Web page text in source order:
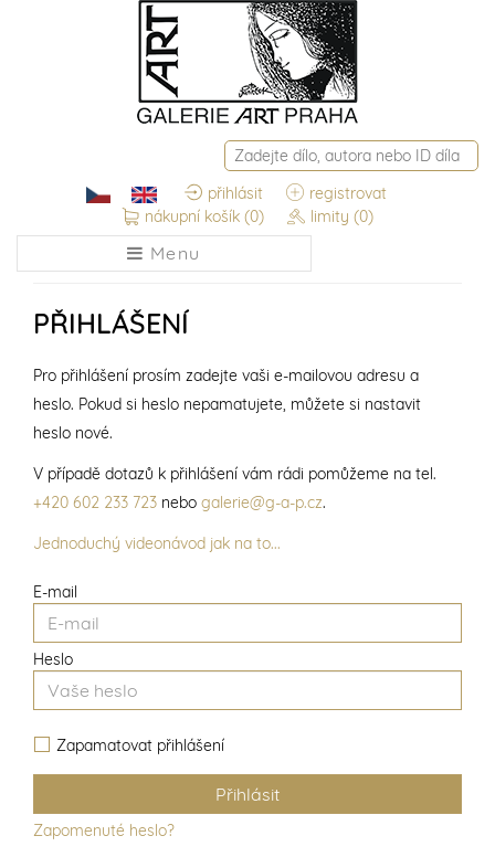
přihlásit
registrovat
nákupní košík (0) limity (0)
Menu
PŘIHLÁŠENÍ
E-mail
Heslo
Zapamatovat přihlášení
Zapomenuté heslo?
Pro přihlášení prosím zadejte vaši e-mailovou adresu a
heslo. Pokud si heslo nepamatujete, můžete si nastavit
heslo nové.
V případě dotazů k přihlášení vám rádi pomůžeme na tel.
+420 602 233 723 nebo galerie@g-a-p.cz.
Jednoduchý videonávod jak na to...